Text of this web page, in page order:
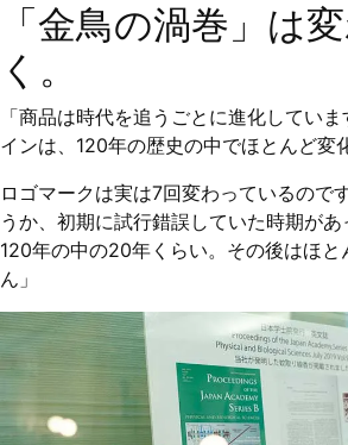
「金鳥の渦巻」は
く。
「商品は時代を追うごとに進化してい
インは、120年の歴史の中でほとんど変
ロゴマークは実は7回変わっているので
うか、初期に試行錯誤していた時期があ
120年の中の20年くらい。その後はほ
ん」